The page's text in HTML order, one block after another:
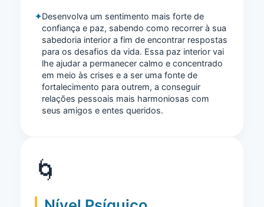
Desenvolva um sentimento mais forte de
confiança e paz, sabendo como recorrer à sua
sabedoria interior a fim de encontrar respostas
para os desafios da vida. Essa paz interior vai
lhe ajudar a permanecer calmo e concentrado
em meio às crises e a ser uma fonte de
fortalecimento para outrem, a conseguir
relações pessoais mais harmoniosas com
seus amigos e entes queridos.
🌀